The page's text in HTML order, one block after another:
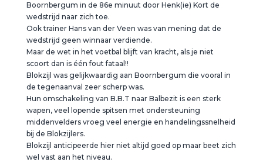
Boornbergum in de 86e minuut door Henk(ie) Kort de
wedstrijd naar zich toe.
Ook trainer Hans van der Veen was van mening dat de
wedstrijd geen winnaar verdiende.
Maar de wet in het voetbal blijft van kracht, als je niet
scoort dan is één fout fataal!!
Blokzijl was gelijkwaardig aan Boornbergum die vooral in
de tegenaanval zeer scherp was.
Hun omschakeling van B.B.T naar Balbezit is een sterk
wapen, veel lopende spitsen met ondersteuning
middenvelders vroeg veel energie en handelingssnelheid
bij de Blokzijlers.
Blokzijl anticipeerde hier niet altijd goed op maar beet zich
wel vast aan het niveau.